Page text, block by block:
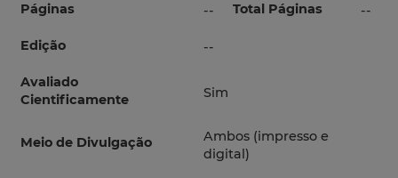
Páginas -- Total Páginas --
Edição --
Avaliado
Cientificamente
Sim
Meio de Divulgação
Ambos (impresso e
digital)